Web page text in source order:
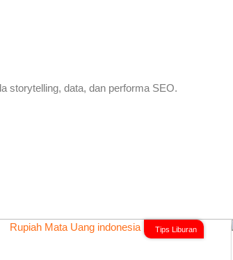
storytelling, data, dan performa SEO.
Tips Liburan